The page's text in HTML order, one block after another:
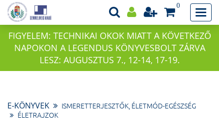
0
FIGYELEM: TECHNIKAI OKOK MIATT A KÖVETKEZŐ
NAPOKON A LEGENDUS KÖNYVESBOLT ZÁRVA
LESZ: AUGUSZTUS 7., 12-14, 17-19.
E-KÖNYVEK
ISMERETTERJESZTŐK, ÉLETMÓD-EGÉSZSÉG
ÉLETRAJZOK